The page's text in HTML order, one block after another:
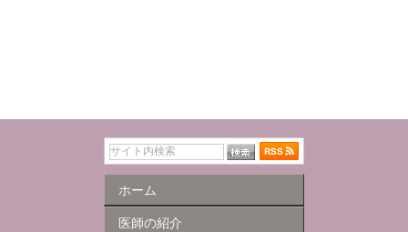
ホーム
医師の紹介